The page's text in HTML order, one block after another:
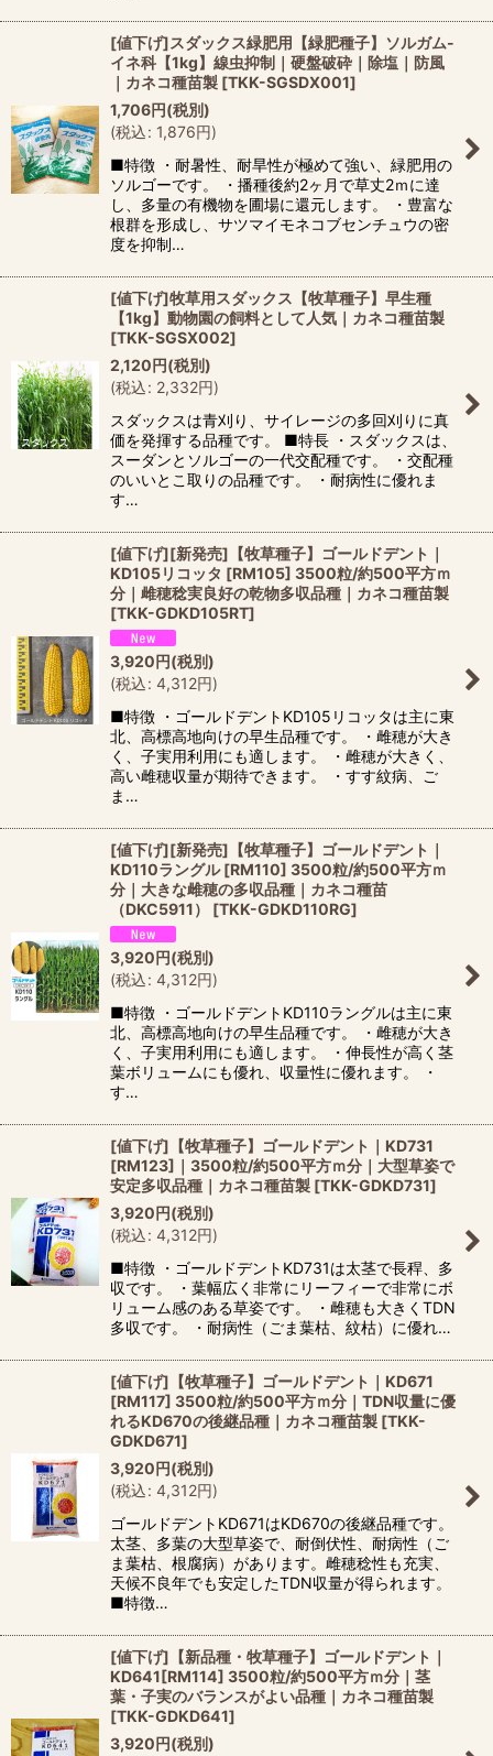
[値下げ]スダックス緑肥用【緑肥種子】ソルガム-
イネ科【1kg】線虫抑制｜硬盤破砕｜除塩｜防風
｜カネコ種苗製 [TKK-SGSDX001]
1,706円(税別)
(税込: 1,876円)
■特徴 ・耐暑性、耐旱性が極めて強い、緑肥用の
ソルゴーです。 ・播種後約2ヶ月で草丈2ｍに達
し、多量の有機物を圃場に還元します。 ・豊富な
根群を形成し、サツマイモネコブセンチュウの密
度を抑制…
[値下げ]牧草用スダックス【牧草種子】早生種
【1kg】動物園の飼料として人気｜カネコ種苗製
[TKK-SGSX002]
2,120円(税別)
(税込: 2,332円)
スダックスは青刈り、サイレージの多回刈りに真
価を発揮する品種です。 ■特長 ・スダックスは、
スーダンとソルゴーの一代交配種です。 ・交配種
のいいとこ取りの品種です。 ・耐病性に優れま
す…
[値下げ][新発売]【牧草種子】ゴールドデント｜
KD105リコッタ [RM105] 3500粒/約500平方ｍ
分｜雌穂稔実良好の乾物多収品種｜カネコ種苗製
[TKK-GDKD105RT]
3,920円(税別)
(税込: 4,312円)
■特徴 ・ゴールドデントKD105リコッタは主に東
北、高標高地向けの早生品種です。 ・雌穂が大き
く、子実用利用にも適します。 ・雌穂が大きく、
高い雌穂収量が期待できます。 ・すす紋病、ご
ま…
[値下げ][新発売]【牧草種子】ゴールドデント｜
KD110ラングル [RM110] 3500粒/約500平方ｍ
分｜大きな雌穂の多収品種｜カネコ種苗
（DKC5911）
[TKK-GDKD110RG]
3,920円(税別)
(税込: 4,312円)
■特徴 ・ゴールドデントKD110ラングルは主に東
北、高標高地向けの早生品種です。 ・雌穂が大き
く、子実用利用にも適します。 ・伸長性が高く茎
葉ボリュームにも優れ、収量性に優れます。 ・
す…
[値下げ]【牧草種子】ゴールドデント｜KD731
[RM123]｜3500粒/約500平方ｍ分｜大型草姿で
安定多収品種｜カネコ種苗製 [TKK-GDKD731]
3,920円(税別)
(税込: 4,312円)
■特徴 ・ゴールドデントKD731は太茎で長稈、多
収です。 ・葉幅広く非常にリーフィーで非常にボ
リューム感のある草姿です。 ・雌穂も大きくTDN
多収です。 ・耐病性（ごま葉枯、紋枯）に優れ…
[値下げ]【牧草種子】ゴールドデント｜KD671
[RM117] 3500粒/約500平方ｍ分｜TDN収量に優
れるKD670の後継品種｜カネコ種苗製 [TKK-
GDKD671]
3,920円(税別)
(税込: 4,312円)
ゴールドデントKD671はKD670の後継品種です。
太茎、多葉の大型草姿で、耐倒伏性、耐病性（ご
ま葉枯、根腐病）があります。雌穂稔性も充実、
天候不良年でも安定したTDN収量が得られます。
■特徴…
[値下げ]【新品種・牧草種子】ゴールドデント｜
KD641[RM114] 3500粒/約500平方ｍ分｜茎
葉・子実のバランスがよい品種｜カネコ種苗製
[TKK-GDKD641]
3,920円(税別)